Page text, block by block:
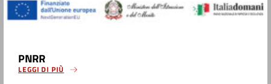
PNRR
LEGGI DI PIÙ